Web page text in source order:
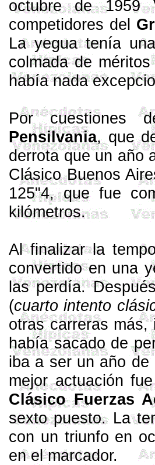
octubre de 1959
competidores del
La yegua tenía
col­mada de
había nada
Por cuestiones
Pensilvania, que
derrota que un año
Clá­sico Buenos
125"4, que fue
kilómetros.
Al finalizar la
conver­tido en una
las perdía.
(cuarto intento
otras carreras
había sa­cado de
iba a ser un año de
mejor actuación
Clásico Fuer­zas
sexto puesto. La
con un triunfo en
en el marcador.